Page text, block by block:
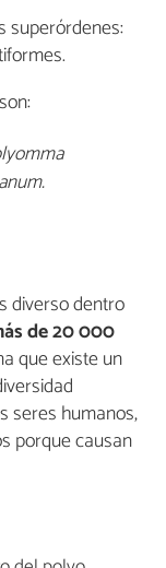
superórdenes:
diverso dentro
de 20 000
que existe un
seres humanos,
porque causan